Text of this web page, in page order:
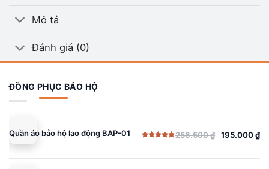
Mô tả
Đánh giá (0)
ĐỒNG PHỤC BẢO HỘ
Quần áo bảo hộ lao động BAP-01
5 sao
256.500₫
Giá
là:
195.000₫
Giá
tại